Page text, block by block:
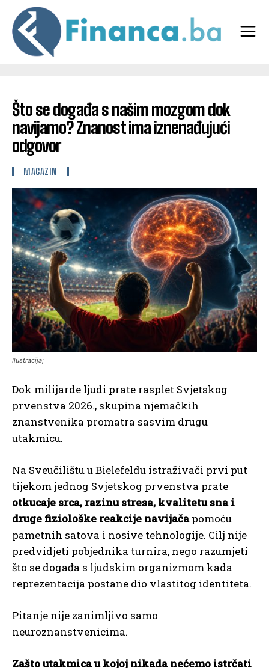
Što se događa s našim mozgom dok
navijamo? Znanost ima iznenađujući
odgovor
MAGAZIN
Ilustracija;
Dok milijarde ljudi prate rasplet Svjetskog
prvenstva 2026., skupina njemačkih
znanstvenika promatra sasvim drugu
utakmicu.
Na Sveučilištu u Bielefeldu istraživači prvi put
tijekom jednog Svjetskog prvenstva prate
otkucaje srca, razinu stresa, kvalitetu sna i
druge fiziološke reakcije navijačapomoću
pametnih satova i nosive tehnologije. Cilj nije
predvidjeti pobjednika turnira, nego razumjeti
što se događa s ljudskim organizmom kada
reprezentacija postane dio vlastitog identiteta.
Pitanje nije zanimljivo samo
neuroznanstvenicima.
Zašto utakmica u kojoj nikada nećemo istrčati